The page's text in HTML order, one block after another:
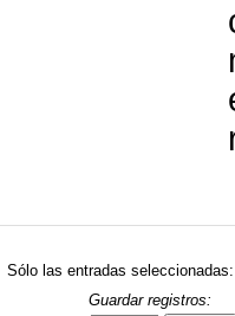
Sólo las entradas seleccionadas:
Guardar registros: